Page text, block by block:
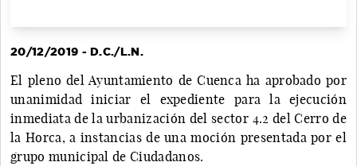
20/12/2019 - D.C./L.N.
El pleno del Ayuntamiento de Cuenca ha aprobado por
unanimidad iniciar el expediente para la ejecución
inmediata de la urbanización del sector 4.2 del Cerro de
la Horca, a instancias de una moción presentada por el
grupo municipal de Ciudadanos.